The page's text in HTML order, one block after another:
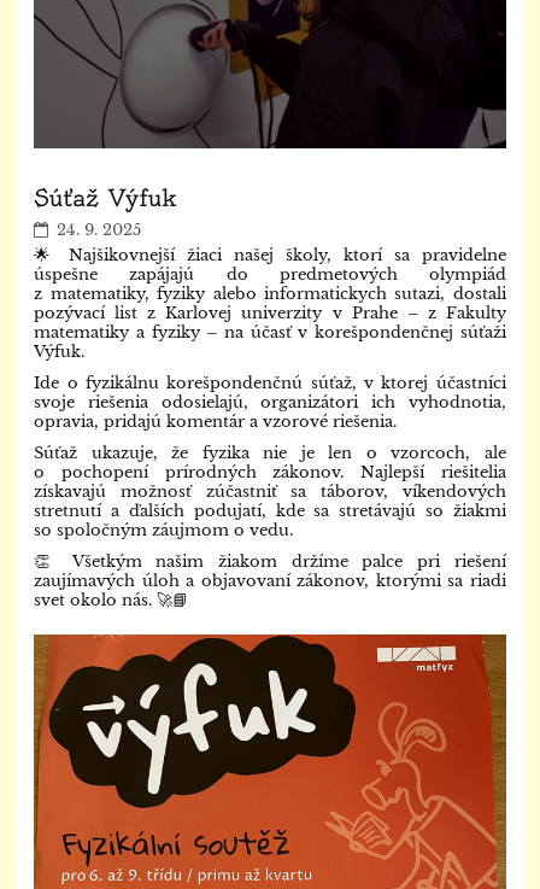
Súťaž Výfuk
24. 9. 2025
🌟 Najšikovnejší žiaci našej školy, ktorí sa pravidelne
úspešne zapájajú do predmetových olympiád
z matematiky, fyziky alebo informatickych sutazi, dostali
pozývací list z Karlovej univerzity v Prahe – z Fakulty
matematiky a fyziky – na účasť v korešpondenčnej súťaži
Výfuk.
Ide o fyzikálnu korešpondenčnú súťaž, v ktorej účastníci
svoje riešenia odosielajú, organizátori ich vyhodnotia,
opravia, pridajú komentár a vzorové riešenia.
Súťaž ukazuje, že fyzika nie je len o vzorcoch, ale
o pochopení prírodných zákonov. Najlepší riešitelia
získavajú možnosť zúčastniť sa táborov, víkendových
stretnutí a ďalších podujatí, kde sa stretávajú so žiakmi
so spoločným záujmom o vedu.
👏 Všetkým našim žiakom držíme palce pri riešení
zaujímavých úloh a objavovaní zákonov, ktorými sa riadi
svet okolo nás. 🚀📘